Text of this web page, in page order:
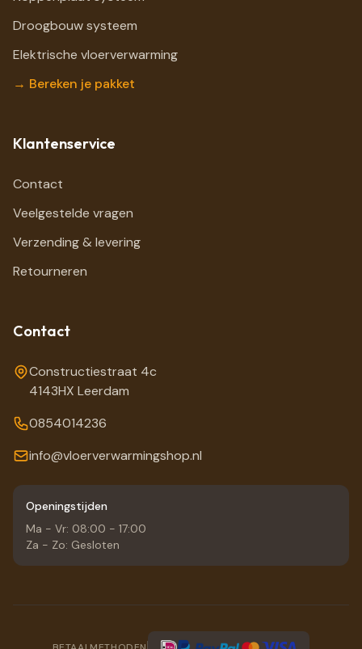
Droogbouw systeem
Elektrische vloerverwarming
→ Bereken je pakket
Klantenservice
Contact
Veelgestelde vragen
Verzending & levering
Retourneren
Contact
Constructiestraat 4c
4143HX Leerdam
0854014236
info@vloerverwarmingshop.nl
Openingstijden
Ma - Vr: 08:00 - 17:00
Za - Zo: Gesloten